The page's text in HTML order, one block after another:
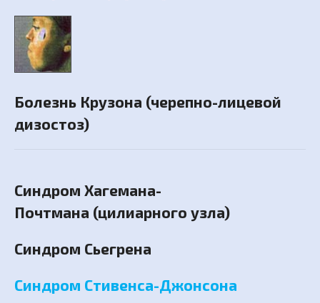
Болезнь Крузона (черепно-лицевой
дизостоз)
Синдром Хагемана-
Почтмана (цилиарного узла)
Синдром Сьегрена
Синдром Стивенса-Джонсона